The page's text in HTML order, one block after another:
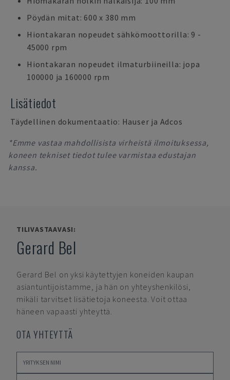
Pöydän mitat: 600 x 380 mm
Hiontakaran nopeudet sähkömoottorilla: 9 -
45000 rpm
Hiontakaran nopeudet ilmaturbiineilla: jopa
100000 ja 160000 rpm
Lisätiedot
Täydellinen dokumentaatio: Hauser ja Adcos
*Emme vastaa mahdollisista virheistä ilmoituksessa,
koneen tekniset tiedot tulee varmistaa edustajan
kanssa.
TILIVASTAAVASI:
Gerard Bel
Gerard Bel on yksi käytettyjen koneiden kaupan
asiantuntijoistamme, ja hän on yhteyshenkilösi,
mikäli tarvitset lisätietoja koneesta. Voit ottaa
häneen vapaasti yhteyttä.
OTA YHTEYTTÄ